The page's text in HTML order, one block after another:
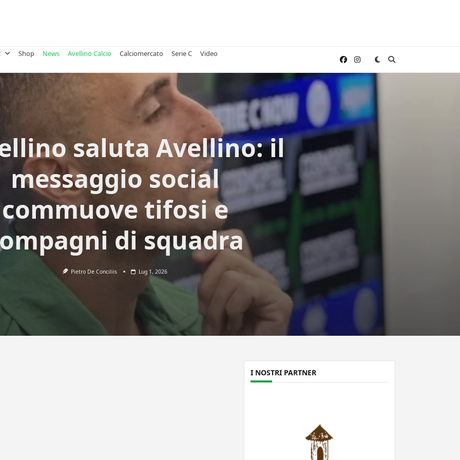
Shop News Avellino Calcio Calciomercato Serie C Video
saluta Avellino: il
messaggio social
commuove tifosi e
di squadra
Pietro De Conciliis Lug 1, 2026
I NOSTRI PARTNER